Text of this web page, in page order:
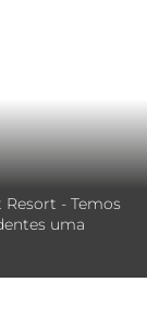
- Temos
uma